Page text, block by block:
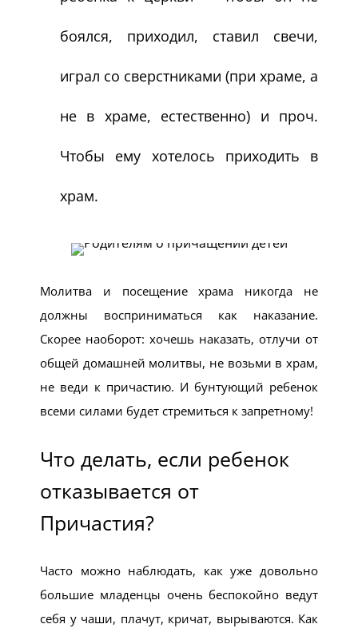
боялся, приходил, ставил свечи,
играл со сверстниками (при храме, а
не в храме, естественно) и проч.
Чтобы ему хотелось приходить в
храм.
Молитва и посещение храма никогда не
должны восприниматься как наказание.
Скорее наоборот: хочешь наказать, отлучи от
общей домашней молитвы, не возьми в храм,
не веди к причастию. И бунтующий ребенок
всеми силами будет стремиться к запретному!
Что делать, если ребенок
отказывается от
Причастия?
Часто можно наблюдать, как уже довольно
большие младенцы очень беспокойно ведут
себя у чаши, плачут, кричат, вырываются. Как